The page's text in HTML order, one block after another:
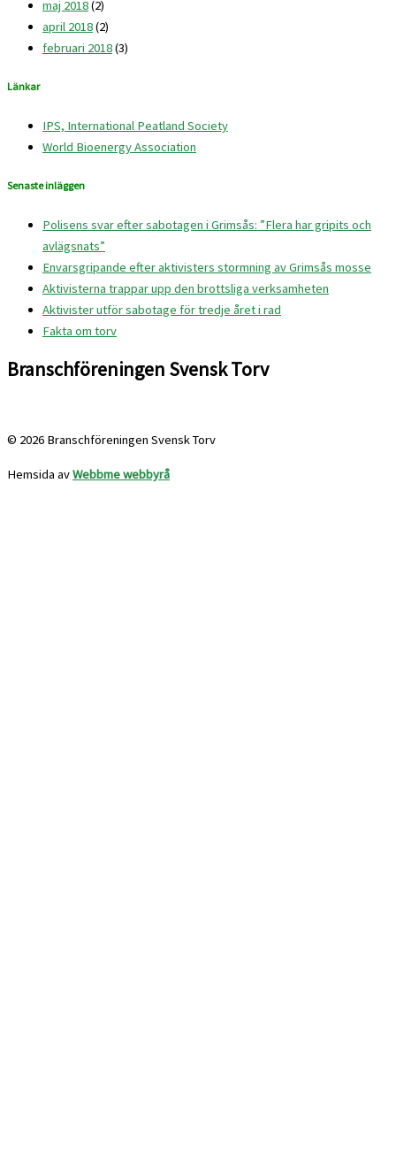
maj 2018(2)
april 2018(2)
februari 2018(3)
Länkar
IPS, International Peatland Society
World Bioenergy Association
Senaste inläggen
Polisens svar efter sabotagen i Grimsås: ”Flera har gripits och
avlägsnats”
Envarsgripande efter aktivisters stormning av Grimsås mosse
Aktivisterna trappar upp den brottsliga verksamheten
Aktivister utför sabotage för tredje året i rad
Fakta om torv
Branschföreningen Svensk Torv
© 2026 Branschföreningen Svensk Torv
Hemsida avWebbme webbyrå